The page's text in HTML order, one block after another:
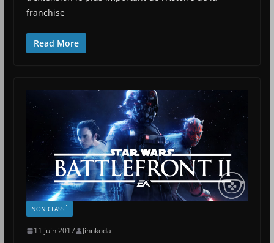
franchise
Read More
NON CLASSÉ
11 juin 2017 Jihnkoda